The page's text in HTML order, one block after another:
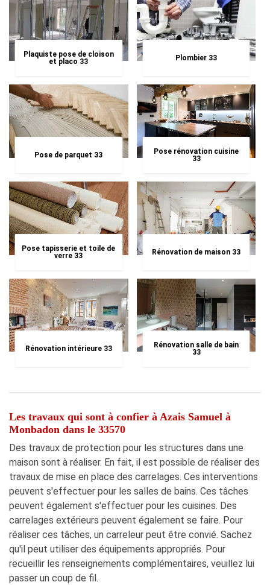
Plaquiste pose de cloison
et placo 33
Plombier 33
Pose de parquet 33
Pose rénovation cuisine
33
Pose tapisserie et toile de
verre 33
Rénovation de maison 33
Rénovation intérieure 33
Rénovation salle de bain
33
Les travaux qui sont à confier à Azais Samuel à
Monbadon dans le 33570
Des travaux de protection pour les structures dans une
maison sont à réaliser. En fait, il est possible de réaliser des
travaux de mise en place des carrelages. Ces interventions
peuvent s'effectuer pour les salles de bains. Ces tâches
peuvent également s'effectuer pour les cuisines. Des
carrelages extérieurs peuvent également se faire. Pour
réaliser ces tâches, un carreleur peut être convié. Sachez
qu'il peut utiliser des équipements appropriés. Pour
recueillir les renseignements complémentaires, veuillez lui
passer un coup de fil.